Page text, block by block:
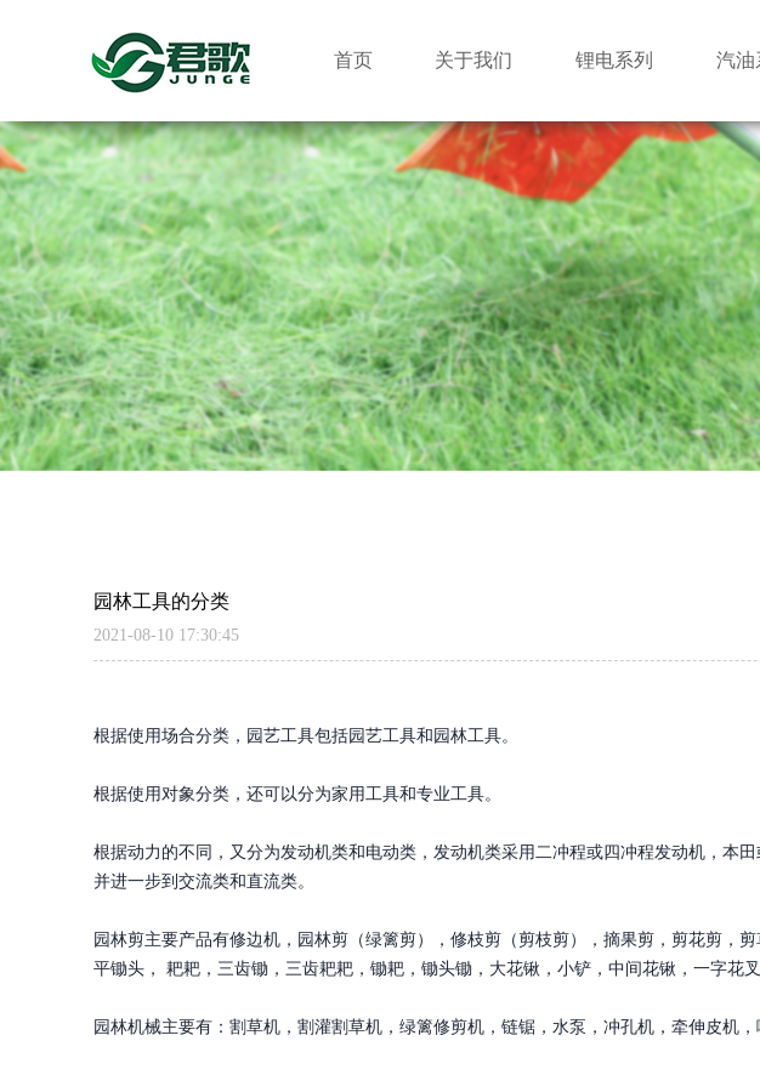
首页 关于我们 锂电系列
锂电割灌机 锂电绿篱机
汽油
割灌机 绿篱机 汽油锯
公司新闻
园林工具的分类
2021-08-10 17:30:45
根据使用场合分类，园艺工具包括园艺工具和园林工具。
根据使用对象分类，还可以分为家用工具和专业工具。
根据动力的不同，又分为发动机类和电动类，发动机类采用二冲程或四冲程发动机，本田
并进一步到交流类和直流类。
园林剪主要产品有修边机，园林剪（绿篱剪），修枝剪（剪枝剪），摘果剪，剪花剪，
平锄头， 耙耙，三齿锄，三齿耙耙，锄耙，锄头锄，大花锹，小铲，中间花锹，一字花叉
园林机械主要有：割草机，割灌割草机，绿篱修剪机，链锯，水泵，冲孔机，牵伸皮机，